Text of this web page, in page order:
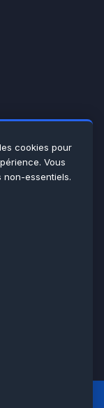
cookies pour
Vous
essentiels.